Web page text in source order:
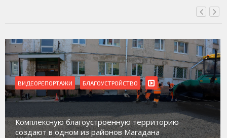
ВИДЕОРЕПОРТАЖИ БЛАГОУСТРОЙСТВО
Комплексную благоустроенную территорию
создают в одном из районов Магадана